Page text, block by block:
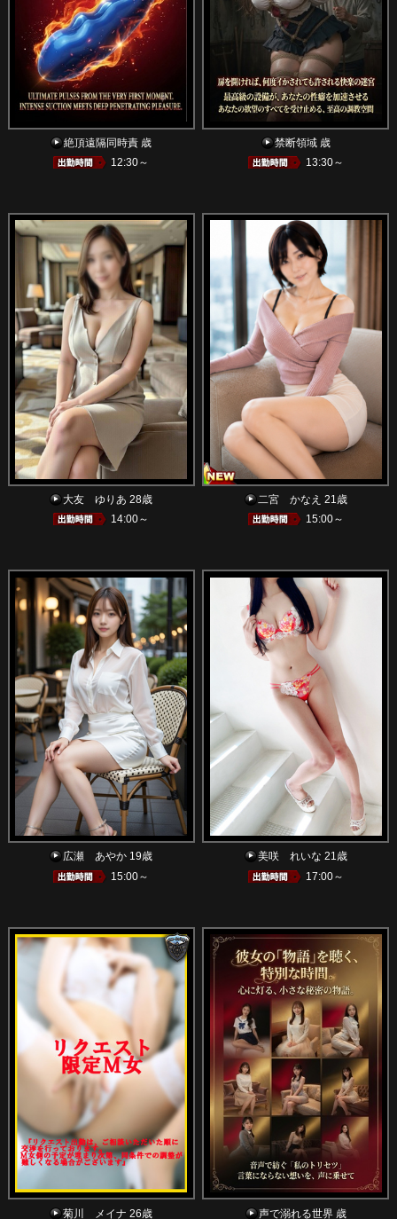
絶頂遠隔同時責 歳
12:30～
禁断領域 歳
13:30～
大友 ゆりあ 28歳
14:00～
二宮 かなえ 21歳
15:00～
広瀬 あやか 19歳
15:00～
美咲 れいな 21歳
17:00～
菊川 メイナ 26歳 声で溺れる世界 歳